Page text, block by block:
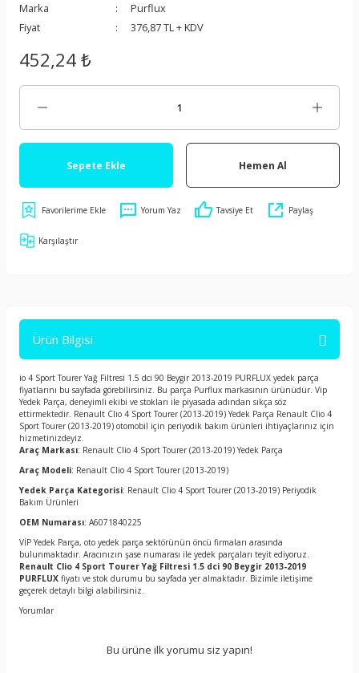
Marka
Purflux
Fiyat
376,87 TL + KDV
452,24 ₺
Sepete Ekle Hemen Al
Yorum Yaz Tavsiye Et Paylaş
Karşılaştır
Ürün Bilgisi
io 4 Sport Tourer Yağ Filtresi 1.5 dci 90 Beygir 2013-2019 PURFLUX yedek parça
fiyatlarını bu sayfada görebilirsiniz. Bu parça Purflux markasının ürünüdür. Vip
Yedek Parça, deneyimli ekibi ve stokları ile piyasada adından sıkça söz
ettirmektedir. Renault Clio 4 Sport Tourer (2013-2019) Yedek Parça Renault Clio 4
Sport Tourer (2013-2019) otomobil için periyodik bakım ürünleri ihtiyaçlarınız için
hizmetinizdeyiz.
Araç Markası: Renault Clio 4 Sport Tourer (2013-2019) Yedek Parça
Araç Modeli: Renault Clio 4 Sport Tourer (2013-2019)
Yedek Parça Kategorisi: Renault Clio 4 Sport Tourer (2013-2019) Periyodik
Bakım Ürünleri
OEM Numarası: A6071840225
VİP Yedek Parça, oto yedek parça sektörünün öncü firmaları arasında
bulunmaktadır. Aracınızın şase numarası ile yedek parçaları teyit ediyoruz.
Renault Clio 4 Sport Tourer Yağ Filtresi 1.5 dci 90 Beygir 2013-2019
PURFLUX fiyatı ve stok durumu bu sayfada yer almaktadır. Bizimle iletişime
geçerek detaylı bilgi alabilirsiniz.
Yorumlar
Bu ürüne ilk yorumu siz yapın!